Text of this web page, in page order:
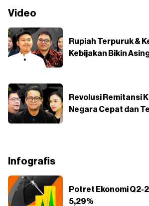
Video
Rupiah Terpuruk &
Kebijakan Bikin
Revolusi Remitansi
Negara Cepat dan
Infografis
Potret Ekonomi Q2-
5,29%